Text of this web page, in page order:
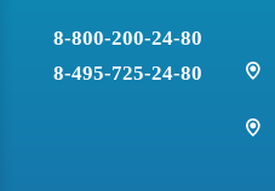
8-800-200-24-80
8-495-725-24-80